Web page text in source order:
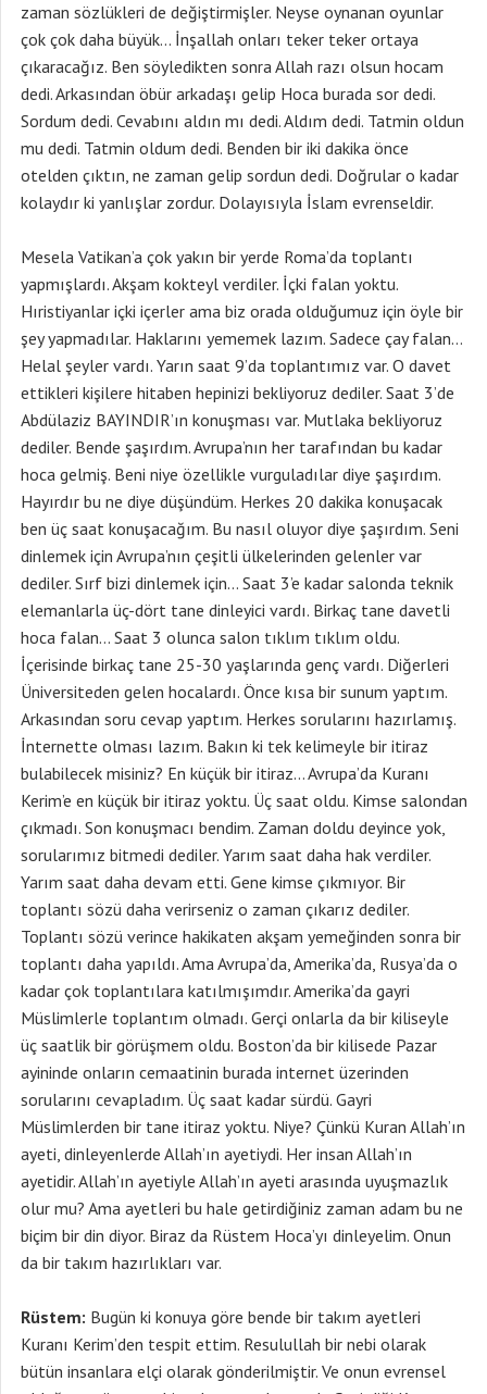
zaman sözlükleri de değiştirmişler. Neyse oynanan oyunlar
çok çok daha büyük… İnşallah onları teker teker ortaya
çıkaracağız. Ben söyledikten sonra Allah razı olsun hocam
dedi. Arkasından öbür arkadaşı gelip Hoca burada sor dedi.
Sordum dedi. Cevabını aldın mı dedi. Aldım dedi. Tatmin oldun
mu dedi. Tatmin oldum dedi. Benden bir iki dakika önce
otelden çıktın, ne zaman gelip sordun dedi. Doğrular o kadar
kolaydır ki yanlışlar zordur. Dolayısıyla İslam evrenseldir.
Mesela Vatikan’a çok yakın bir yerde Roma’da toplantı
yapmışlardı. Akşam kokteyl verdiler. İçki falan yoktu.
Hıristiyanlar içki içerler ama biz orada olduğumuz için öyle bir
şey yapmadılar. Haklarını yememek lazım. Sadece çay falan…
Helal şeyler vardı. Yarın saat 9’da toplantımız var. O davet
ettikleri kişilere hitaben hepinizi bekliyoruz dediler. Saat 3’de
Abdülaziz BAYINDIR’ın konuşması var. Mutlaka bekliyoruz
dediler. Bende şaşırdım. Avrupa’nın her tarafından bu kadar
hoca gelmiş. Beni niye özellikle vurguladılar diye şaşırdım.
Hayırdır bu ne diye düşündüm. Herkes 20 dakika konuşacak
ben üç saat konuşacağım. Bu nasıl oluyor diye şaşırdım. Seni
dinlemek için Avrupa’nın çeşitli ülkelerinden gelenler var
dediler. Sırf bizi dinlemek için… Saat 3’e kadar salonda teknik
elemanlarla üç-dört tane dinleyici vardı. Birkaç tane davetli
hoca falan… Saat 3 olunca salon tıklım tıklım oldu.
İçerisinde birkaç tane 25-30 yaşlarında genç vardı. Diğerleri
Üniversiteden gelen hocalardı. Önce kısa bir sunum yaptım.
Arkasından soru cevap yaptım. Herkes sorularını hazırlamış.
İnternette olması lazım. Bakın ki tek kelimeyle bir itiraz
bulabilecek misiniz? En küçük bir itiraz… Avrupa’da Kuranı
Kerim’e en küçük bir itiraz yoktu. Üç saat oldu. Kimse salondan
çıkmadı. Son konuşmacı bendim. Zaman doldu deyince yok,
sorularımız bitmedi dediler. Yarım saat daha hak verdiler.
Yarım saat daha devam etti. Gene kimse çıkmıyor. Bir
toplantı sözü daha verirseniz o zaman çıkarız dediler.
Toplantı sözü verince hakikaten akşam yemeğinden sonra bir
toplantı daha yapıldı. Ama Avrupa’da, Amerika’da, Rusya’da o
kadar çok toplantılara katılmışımdır. Amerika’da gayri
Müslimlerle toplantım olmadı. Gerçi onlarla da bir kiliseyle
üç saatlik bir görüşmem oldu. Boston’da bir kilisede Pazar
ayininde onların cemaatinin burada internet üzerinden
sorularını cevapladım. Üç saat kadar sürdü. Gayri
Müslimlerden bir tane itiraz yoktu. Niye? Çünkü Kuran Allah’ın
ayeti, dinleyenlerde Allah’ın ayetiydi. Her insan Allah’ın
ayetidir. Allah’ın ayetiyle Allah’ın ayeti arasında uyuşmazlık
olur mu? Ama ayetleri bu hale getirdiğiniz zaman adam bu ne
biçim bir din diyor. Biraz da Rüstem Hoca’yı dinleyelim. Onun
da bir takım hazırlıkları var.
Rüstem: Bugün ki konuya göre bende bir takım ayetleri
Kuranı Kerim’den tespit ettim. Resulullah bir nebi olarak
bütün insanlara elçi olarak gönderilmiştir. Ve onun evrensel